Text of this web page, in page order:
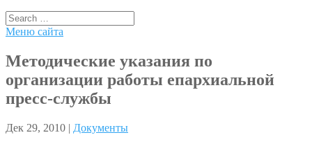
Меню сайта
Методические указания по
организации работы епархиальной
пресс-службы
Дек 29, 2010 | Документы